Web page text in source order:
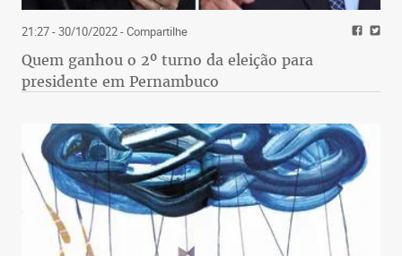
21:27 - 30/10/2022- Compartilhe
Quem ganhou o 2º turno da eleição para
presidente em Pernambuco